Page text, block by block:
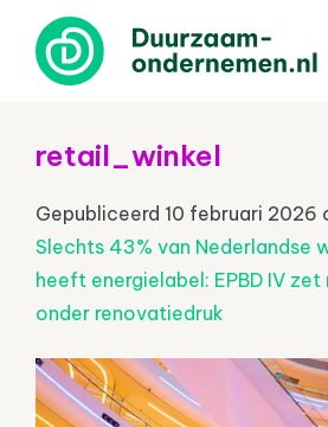
retail_winkel
Gepubliceerd 10 februari 2026
Slechts 43% van Nederlandse
heeft energielabel: EPBD IV
onder renovatiedruk